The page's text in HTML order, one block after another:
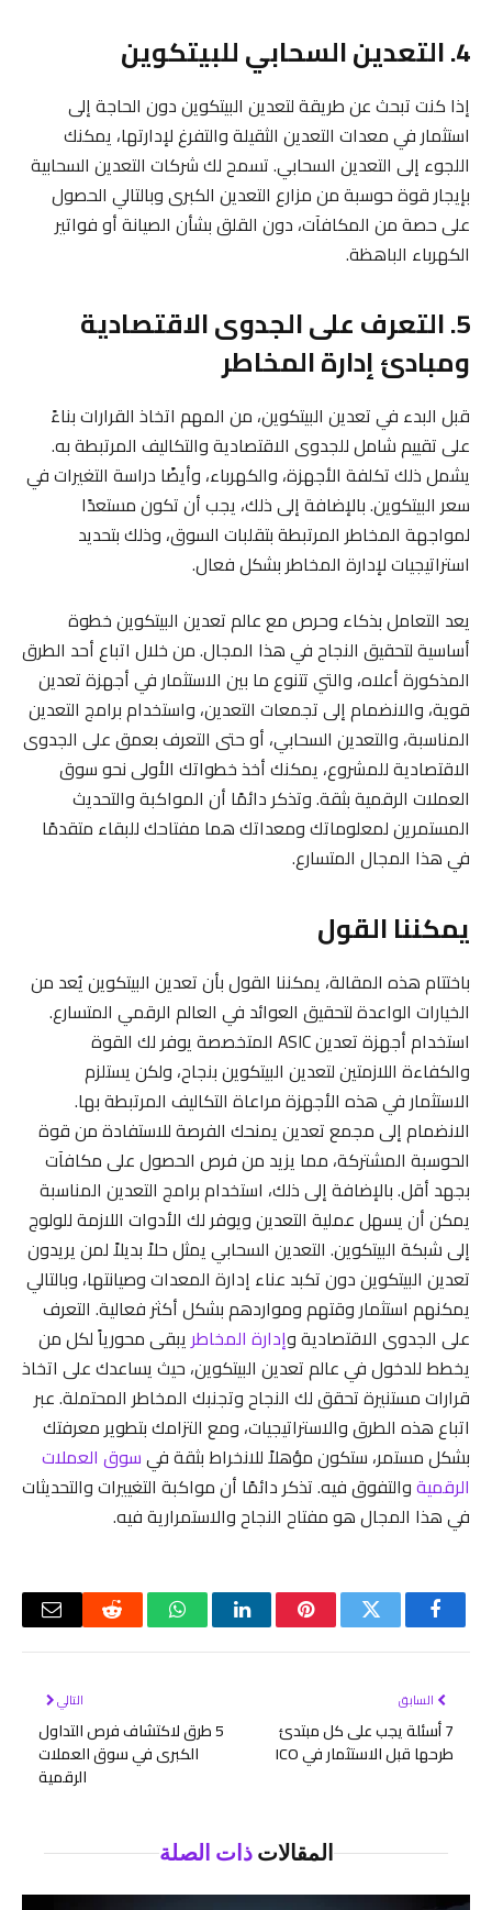
4. التعدين السحابي للبيتكوين
إذا كنت تبحث عن طريقة لتعدين البيتكوين دون الحاجة إلى
استثمار في معدات التعدين الثقيلة والتفرغ لإدارتها، يمكنك
اللجوء إلى التعدين السحابي. تسمح لك شركات التعدين السحابية
بإيجار قوة حوسبة من مزارع التعدين الكبرى وبالتالي الحصول
على حصة من المكافآت، دون القلق بشأن الصيانة أو فواتير
الكهرباء الباهظة.
5. التعرف على الجدوى الاقتصادية
ومبادئ إدارة المخاطر
قبل البدء في تعدين البيتكوين، من المهم اتخاذ القرارات بناءً
على تقييم شامل للجدوى الاقتصادية والتكاليف المرتبطة به.
يشمل ذلك تكلفة الأجهزة، والكهرباء، وأيضًا دراسة التغيرات في
سعر البيتكوين. بالإضافة إلى ذلك، يجب أن تكون مستعدًا
لمواجهة المخاطر المرتبطة بتقلبات السوق، وذلك بتحديد
استراتيجيات لإدارة المخاطر بشكل فعال.
يعد التعامل بذكاء وحرص مع عالم تعدين البيتكوين خطوة
أساسية لتحقيق النجاح في هذا المجال. من خلال اتباع أحد الطرق
المذكورة أعلاه، والتي تتنوع ما بين الاستثمار في أجهزة تعدين
قوية، والانضمام إلى تجمعات التعدين، واستخدام برامج التعدين
المناسبة، والتعدين السحابي، أو حتى التعرف بعمق على الجدوى
الاقتصادية للمشروع، يمكنك أخذ خطواتك الأولى نحو سوق
العملات الرقمية بثقة. وتذكر دائمًا أن المواكبة والتحديث
المستمرين لمعلوماتك ومعداتك هما مفتاحك للبقاء متقدمًا
في هذا المجال المتسارع.
يمكننا القول
باختتام هذه المقالة، يمكننا القول بأن تعدين البيتكوين يُعد من
الخيارات الواعدة لتحقيق العوائد في العالم الرقمي المتسارع.
استخدام أجهزة تعدين ASIC المتخصصة يوفر لك القوة
والكفاءة اللازمتين لتعدين البيتكوين بنجاح، ولكن يستلزم
الاستثمار في هذه الأجهزة مراعاة التكاليف المرتبطة بها.
الانضمام إلى مجمع تعدين يمنحك الفرصة للاستفادة من قوة
الحوسبة المشتركة، مما يزيد من فرص الحصول على مكافآت
بجهد أقل. بالإضافة إلى ذلك، استخدام برامج التعدين المناسبة
يمكن أن يسهل عملية التعدين ويوفر لك الأدوات اللازمة للولوج
إلى شبكة البيتكوين. التعدين السحابي يمثل حلاً بديلاً لمن يريدون
تعدين البيتكوين دون تكبد عناء إدارة المعدات وصيانتها، وبالتالي
يمكنهم استثمار وقتهم ومواردهم بشكل أكثر فعالية. التعرف
على الجدوى الاقتصادية وإدارة المخاطر يبقى محورياً لكل من
يخطط للدخول في عالم تعدين البيتكوين، حيث يساعدك على اتخاذ
قرارات مستنيرة تحقق لك النجاح وتجنبك المخاطر المحتملة. عبر
اتباع هذه الطرق والاستراتيجيات، ومع التزامك بتطوير معرفتك
بشكل مستمر، ستكون مؤهلاً للانخراط بثقة فيسوق العملات
الرقميةوالتفوق فيه. تذكر دائمًا أن مواكبة التغييرات والتحديثات
في هذا المجال هو مفتاح النجاح والاستمرارية فيه.
فيسبوكتويتر بينتيريستلينكدإن واتسابرديت
البريد
السابق
7 أسئلة يجب على كل مبتدئ
طرحها قبل الاستثمار في ICO
التالي
5 طرق لاكتشاف فرص التداول
الكبرى في سوق العملات
الرقمية
المقالاتذات الصلة